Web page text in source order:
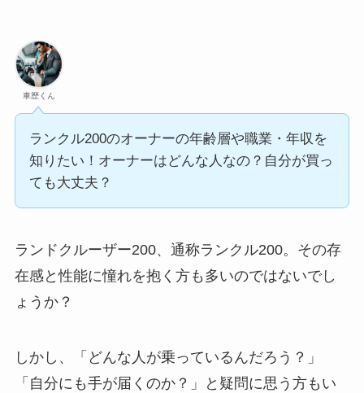
車歴くん
ランクル200のオーナーの年齢層や職業・年収を
知りたい！オーナーはどんな人なの？自分が買っ
ても大丈夫？
ランドクルーザー200、通称ランクル200。その存
在感と性能に憧れを抱く方も多いのではないでし
ょうか？
しかし、「どんな人が乗っているんだろう？」
「自分にも手が届くのか？」と疑問に思う方もい